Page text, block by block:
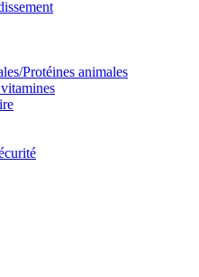
Protéines animales